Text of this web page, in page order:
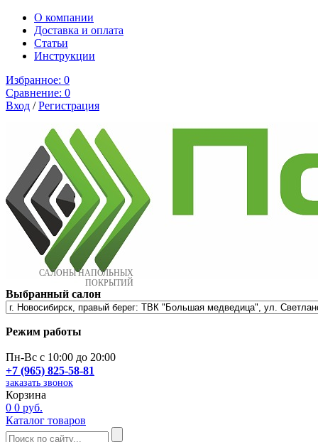
О компании
Доставка и оплата
Cтатьи
Инструкции
Избранное: 0
Сравнение: 0
Вход /Регистрация
САЛОНЫ НАПОЛЬНЫХ
ПОКРЫТИЙ
Выбранный салон
Режим работы
Пн-Вс с 10:00 до 20:00
+7 (965) 825-58-81
заказать звонок
Корзина
0 0 руб.
Каталог товаров